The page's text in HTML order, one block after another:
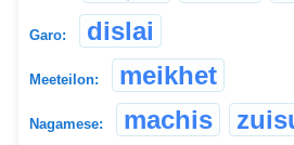
Garo: dislai
Meeteilon: meikhet
Nagamese: machis